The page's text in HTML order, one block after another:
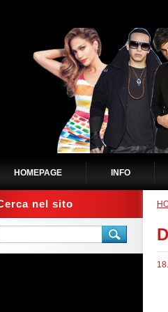
HOMEPAGE INFO
nel sito